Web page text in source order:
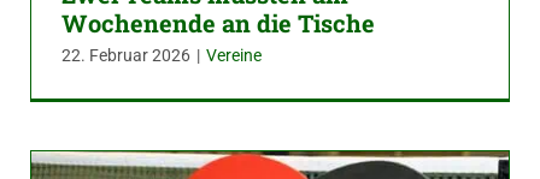
Wochenende an die Tische
22. Februar 2026 | Vereine